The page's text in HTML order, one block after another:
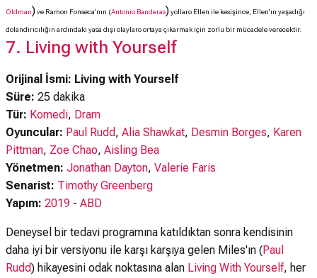
Oldman)ve Ramon Fonseca'nın (Antonio Banderas)yollaro Ellen ile kesişince, Ellen'ın yaşadığı
dolandırıcılığın ardındaki yasa dışı olaylaro ortaya çıkarmak için zorlu bir mücadele verecektir.
7. Living with Yourself
Orijinal İsmi: Living with Yourself
Süre: 25 dakika
Tür: Komedi, Dram
Oyuncular: Paul Rudd, Alia Shawkat, Desmin Borges, Karen
Pittman, Zoe Chao, Aisling Bea
Yönetmen: Jonathan Dayton, Valerie Faris
Senarist: Timothy Greenberg
Yapım: 2019 - ABD
Deneysel bir tedavi programına katıldıktan sonra kendisinin
daha iyi bir versiyonu ile karşı karşıya gelen Miles'ın (Paul
Rudd) hikayesini odak noktasına alan Living With Yourself, her